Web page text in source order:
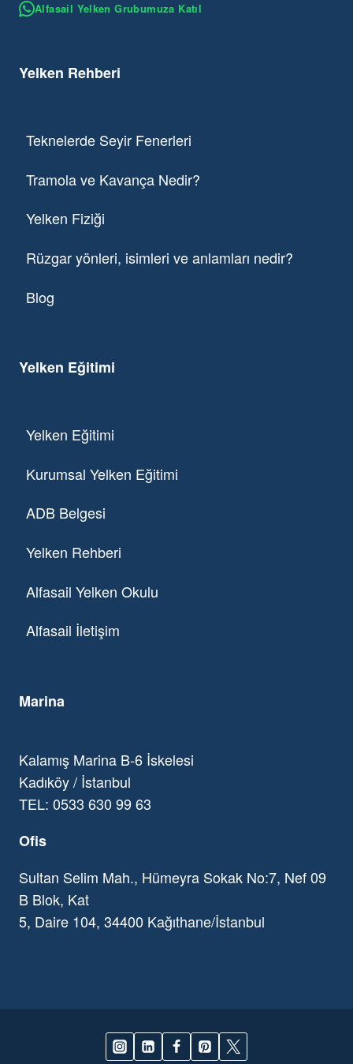
Alfasail Yelken Grubumuza Katıl
Yelken Rehberi
Teknelerde Seyir Fenerleri
Tramola ve Kavança Nedir?
Yelken Fiziği
Rüzgar yönleri, isimleri ve anlamları nedir?
Blog
Yelken Eğitimi
Yelken Eğitimi
Kurumsal Yelken Eğitimi
ADB Belgesi
Yelken Rehberi
Alfasail Yelken Okulu
Alfasail İletişim
Marina
Kalamış Marina B-6 İskelesi
Kadıköy / İstanbul
TEL: 0533 630 99 63
Ofis
Sultan Selim Mah., Hümeyra Sokak No:7, Nef 09
B Blok, Kat
5, Daire 104, 34400 Kağıthane/İstanbul